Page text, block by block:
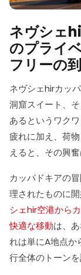
ネヴシェ
のプライ
フリーの
ネヴシェhirカッ
洞窟スイート、
あるというワク
疲れに加え、荷
えると、その興
カッパドキアの
理されたものに
シェhir空港から
快適な移動は、
れは単にA地点か
行全体のトーンを